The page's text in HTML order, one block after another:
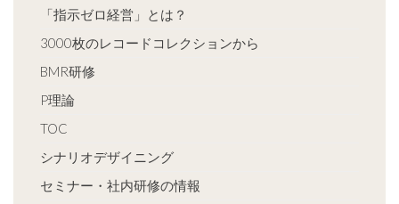
「指示ゼロ経営」とは？
3000枚のレコードコレクションから
BMR研修
P理論
TOC
シナリオデザイニング
セミナー・社内研修の情報